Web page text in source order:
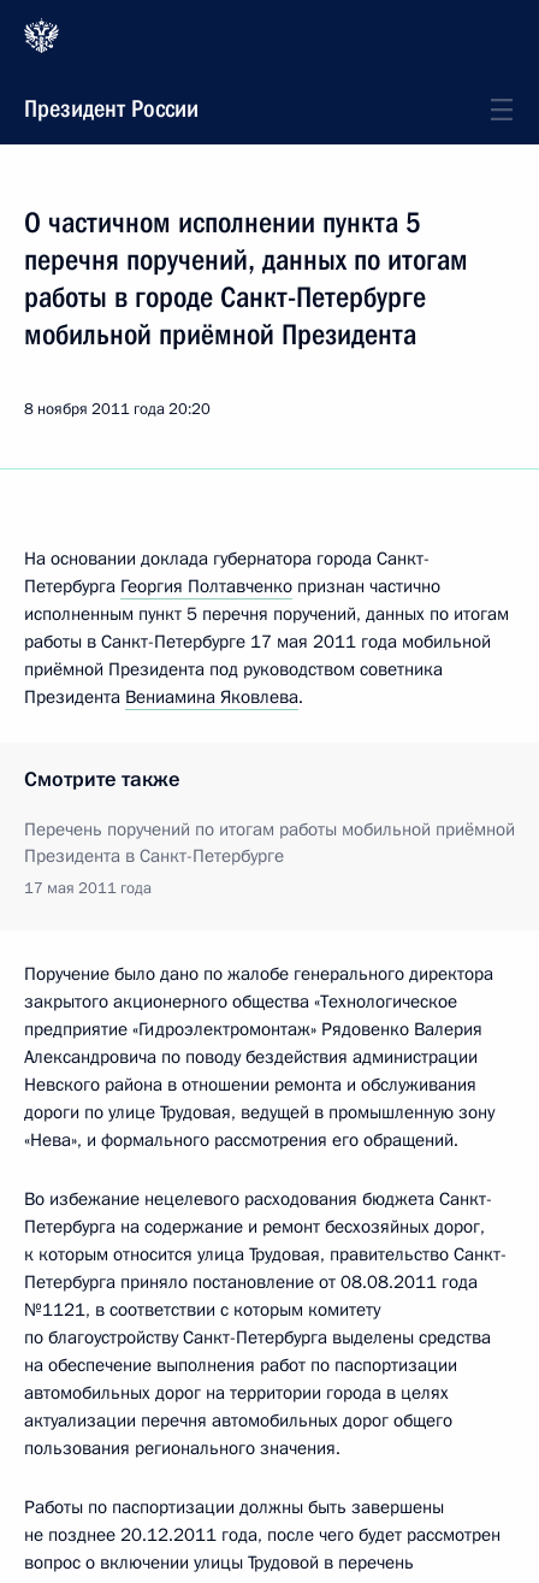
Президент России
О частичном исполнении пункта 5
перечня поручений, данных по итогам
работы в городе Санкт-Петербурге
мобильной приёмной Президента
8 ноября 2011 года20:20
На основании доклада губернатора города Санкт-
Петербурга Георгия Полтавченко признан частично
исполненным пункт 5 перечня поручений, данных по итогам
работы в Санкт-Петербурге 17 мая 2011 года мобильной
приёмной Президента под руководством советника
Президента Вениамина Яковлева.
Смотрите также
Перечень поручений по итогам работы мобильной приёмной
Президента в Санкт-Петербурге
17 мая 2011 года
Поручение было дано по жалобе генерального директора
закрытого акционерного общества «Технологическое
предприятие «Гидроэлектромонтаж» Рядовенко Валерия
Александровича по поводу бездействия администрации
Невского района в отношении ремонта и обслуживания
дороги по улице Трудовая, ведущей в промышленную зону
«Нева», и формального рассмотрения его обращений.
Во избежание нецелевого расходования бюджета Санкт-
Петербурга на содержание и ремонт бесхозяйных дорог,
к которым относится улица Трудовая, правительство Санкт-
Петербурга приняло постановление от 08.08.2011 года
№1121, в соответствии с которым комитету
по благоустройству Санкт-Петербурга выделены средства
на обеспечение выполнения работ по паспортизации
автомобильных дорог на территории города в целях
актуализации перечня автомобильных дорог общего
пользования регионального значения.
Работы по паспортизации должны быть завершены
не позднее 20.12.2011 года, после чего будет рассмотрен
вопрос о включении улицы Трудовой в перечень